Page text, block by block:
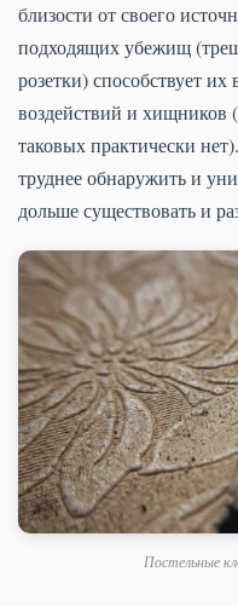
близости от своего
подходящих убежищ
розетки) способствует
воздействий и хищников
таковых практически
труднее обнаружить и
дольше существовать и
Постельные